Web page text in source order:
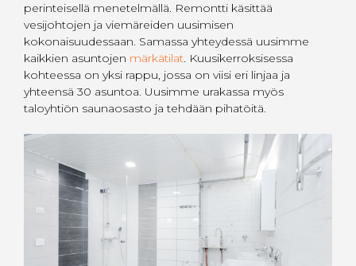
perinteisellä menetelmällä. Remontti käsittää
vesijohtojen ja viemäreiden uusimisen
kokonaisuudessaan. Samassa yhteydessä uusimme
kaikkien asuntojen märkätilat. Kuusikerroksisessa
kohteessa on yksi rappu, jossa on viisi eri linjaa ja
yhteensä 30 asuntoa. Uusimme urakassa myös
taloyhtiön saunaosasto ja tehdään pihatöitä.